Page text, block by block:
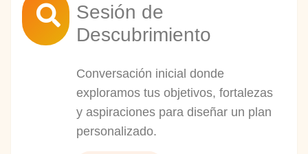
Sesión de
Descubrimiento
Conversación inicial donde
exploramos tus objetivos, fortalezas
y aspiraciones para diseñar un plan
personalizado.